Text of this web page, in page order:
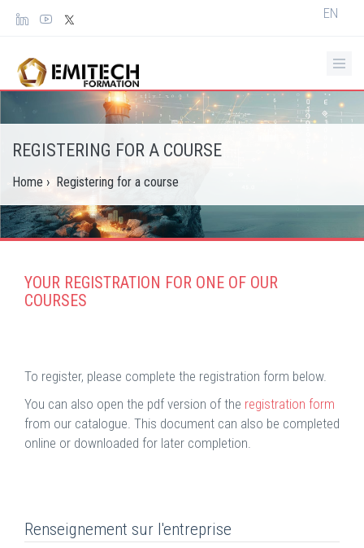
Cookies management panel
Select
EN
REGISTERING FOR A COURSE
Home › Registering for a course
YOUR REGISTRATION FOR ONE OF OUR
COURSES
To register, please complete the registration form below.
You can also open the pdf version of the registration form
from our catalogue. This document can also be completed
online or downloaded for later completion.
Renseignement sur l'entreprise